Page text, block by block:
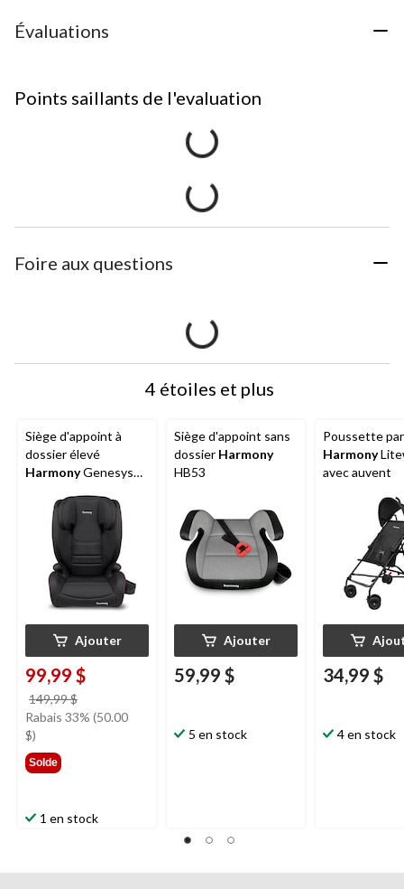
Évaluations
Points saillants de l'evaluation
Foire aux questions
4 étoiles et plus
Siège d'appoint à
dossier élevé
HarmonyGenesys
rouge
Ajouter
99,99 $
149,99 $
était
Rabais 33% (50.00
$)
Solde
1 en stock
Siège d'appoint sans
dossier Harmony
HB53
Ajouter
59,99 $
5 en stock
Poussette
Harmony
avec auvent
34,99 $
4 en stock